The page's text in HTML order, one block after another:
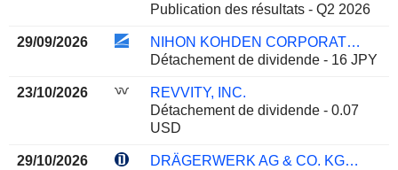
Publication des résultats - Q2 2026
29/09/2026
NIHON KOHDEN CORPORATION
Détachement de dividende - 16 JPY
23/10/2026
REVVITY, INC.
Détachement de dividende - 0.07
USD
29/10/2026
DRÄGERWERK AG & CO. KGAA